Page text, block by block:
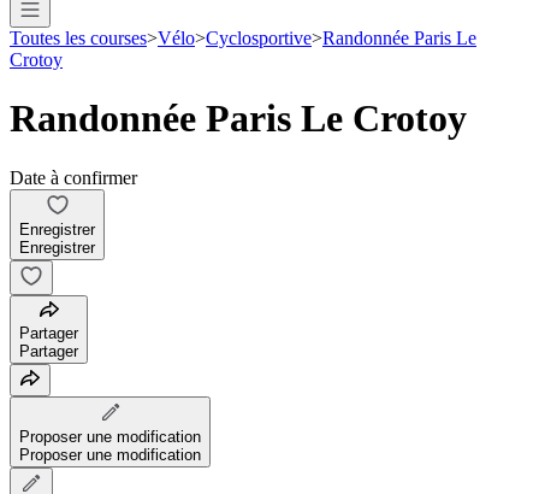
Toutes les courses>Vélo>Cyclosportive>Randonnée Paris Le
Crotoy
Randonnée Paris Le Crotoy
Date à confirmer
Enregistrer
Enregistrer
Partager
Partager
Proposer une modification
Proposer une modification